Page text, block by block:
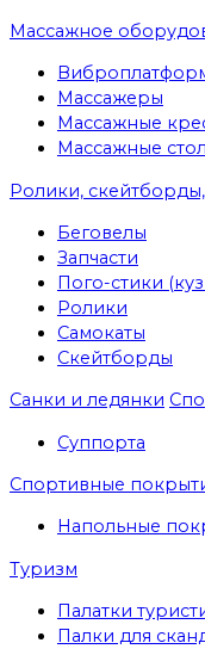
Массажное
Массажеры
Массажные
Массажные
Ролики,
Беговелы
Запчасти
Пого-стики
Ролики
Самокаты
Скейтборды
Санки и ледянки
Суппорта
Спортивные
Напольные
Туризм
Палатки
Палки для